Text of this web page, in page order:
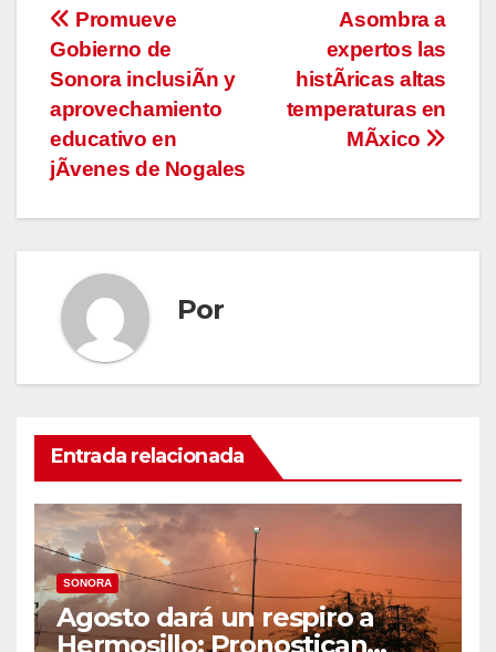
Navegación
de
entradas
Asombra a
expertos las
histÃricas altas
temperaturas en
MÃxico
Promueve
Gobierno de
Sonora inclusiÃn y
aprovechamiento
educativo en
jÃvenes de Nogales
Por
Entrada relacionada
SONORA
Agosto dará un respiro a
Hermosillo: Pronostican